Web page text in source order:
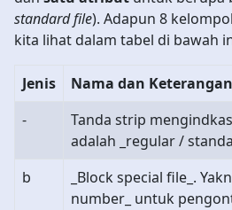
standard file). Adapun 8
kita lihat dalam tabel di bawah
Jenis
Nama dan Keterangan
-
Tanda strip
adalah _regular /
b
_Block special file_.
number_ untuk